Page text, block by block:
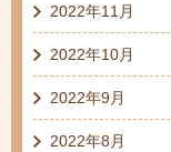
2022年11月
2022年10月
2022年9月
2022年8月